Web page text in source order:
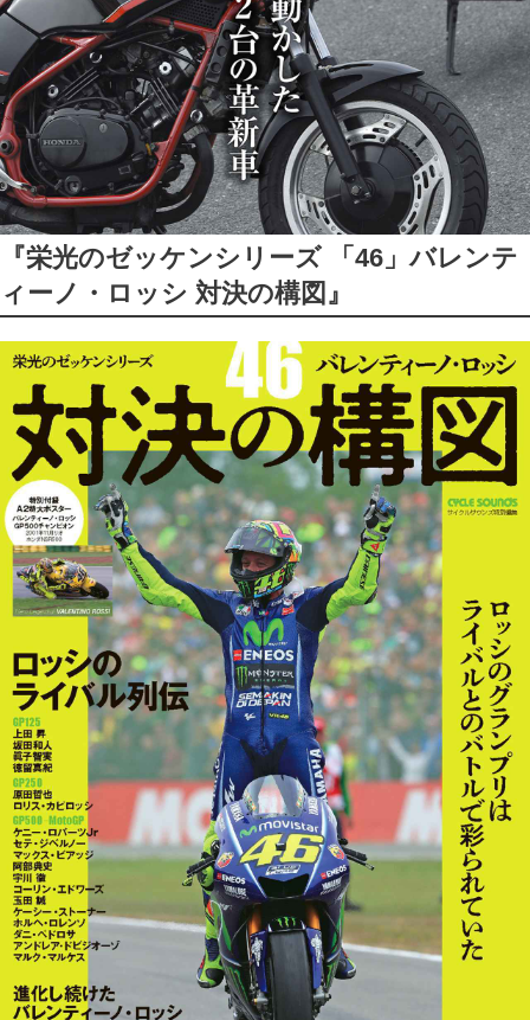
『栄光のゼッケンシリーズ 「46」バレンテ
ィーノ・ロッシ 対決の構図』